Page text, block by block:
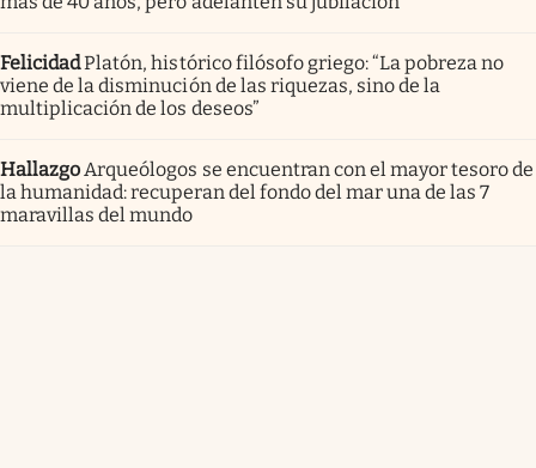
FelicidadPlatón, histórico filósofo griego: “La pobreza no
viene de la disminución de las riquezas, sino de la
multiplicación de los deseos”
Hallazgo Arqueólogos se encuentran con el mayor tesoro de
la humanidad: recuperan del fondo del mar una de las 7
maravillas del mundo